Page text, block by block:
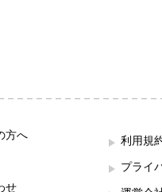
方へ
せ
利用規
プライ